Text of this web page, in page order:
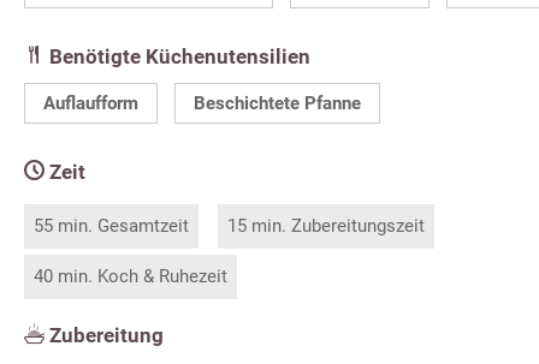
Benötigte Küchenutensilien
Auflaufform Beschichtete Pfanne
Zeit
55 min. Gesamtzeit 15 min. Zubereitungszeit
40 min. Koch & Ruhezeit
Zubereitung